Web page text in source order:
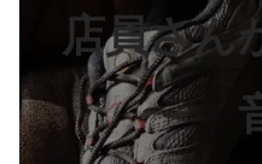
店員さん